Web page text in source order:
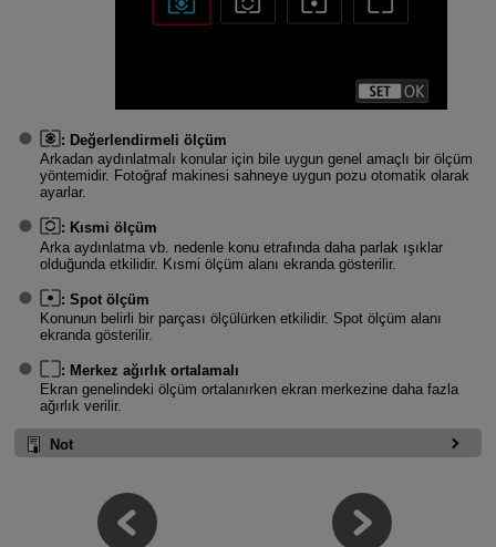
: Değerlendirmeli ölçüm
Arkadan aydınlatmalı konular için bile uygun genel amaçlı bir ölçüm
yöntemidir. Fotoğraf makinesi sahneye uygun pozu otomatik olarak
ayarlar.
: Kısmi ölçüm
Arka aydınlatma vb. nedenle konu etrafında daha parlak ışıklar
olduğunda etkilidir. Kısmi ölçüm alanı ekranda gösterilir.
: Spot ölçüm
Konunun belirli bir parçası ölçülürken etkilidir. Spot ölçüm alanı
ekranda gösterilir.
: Merkez ağırlık ortalamalı
Ekran genelindeki ölçüm ortalanırken ekran merkezine daha fazla
ağırlık verilir.
Not